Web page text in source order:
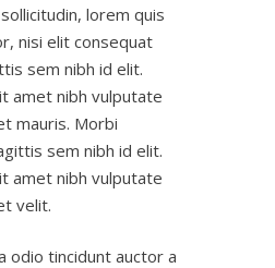
lorem quis
nisi elit consequat
sem nibh id elit.
amet nibh vulputate
mauris. Morbi
sem nibh id elit.
amet nibh vulputate
velit.
odio tincidunt auctor a